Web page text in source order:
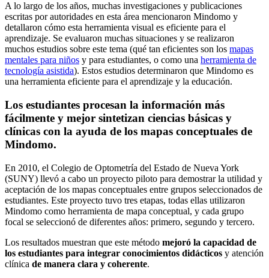
A lo largo de los años, muchas investigaciones y publicaciones
escritas por autoridades en esta área mencionaron Mindomo y
detallaron cómo esta herramienta visual es eficiente para el
aprendizaje. Se evaluaron muchas situaciones y se realizaron
muchos estudios sobre este tema (qué tan eficientes son los mapas
mentales para niños y para estudiantes, o como una herramienta de
tecnología asistida). Estos estudios determinaron que Mindomo es
una herramienta eficiente para el aprendizaje y la educación.
Los estudiantes procesan la información más
fácilmente y mejor sintetizan ciencias básicas y
clínicas con la ayuda de los mapas conceptuales de
Mindomo.
En 2010, el Colegio de Optometría del Estado de Nueva York
(SUNY) llevó a cabo un proyecto piloto para demostrar la utilidad y
aceptación de los mapas conceptuales entre grupos seleccionados de
estudiantes. Este proyecto tuvo tres etapas, todas ellas utilizaron
Mindomo como herramienta de mapa conceptual, y cada grupo
focal se seleccionó de diferentes años: primero, segundo y tercero.
Los resultados muestran que este método mejoró la capacidad de
los estudiantes para integrar conocimientos didácticos y atención
clínica de manera clara y coherente.